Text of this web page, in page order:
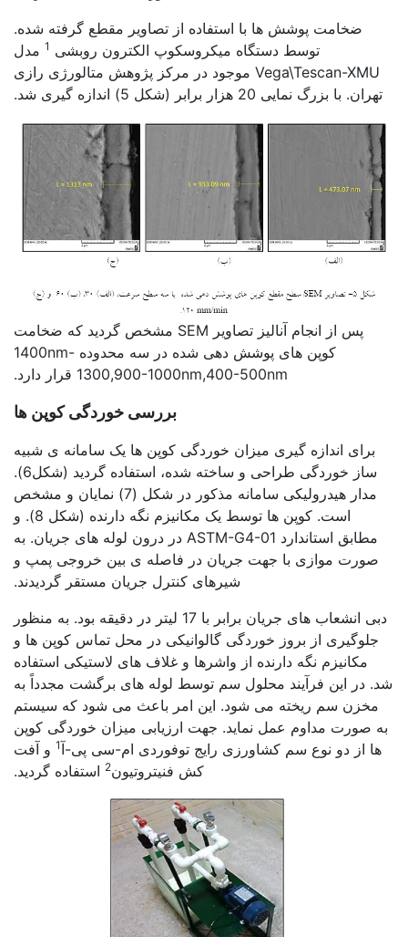
ضخامت پوشش ها با استفاده از تصاویر مقطع گرفته شده.
توسط دستگاه میکروسکوپ الکترون روبشی 1 مدل
Vega\Tescan-XMU موجود در مرکز پژوهش متالورژی رازی
تهران. با بزرگ نمایی 20 هزار برابر (شکل 5) اندازه گیری شد.
پس از انجام آنالیز تصاویر SEM مشخص گردید که ضخامت
کوپن های پوشش دهی شده در سه محدوده 1400nm-
1300,900-1000nm,400-500nm قرار دارد.
بررسی خوردگی کوپن ها
برای اندازه گیری میزان خوردگی کوپن ها یک سامانه ی شبیه
ساز خوردگی طراحی و ساخته شده، استفاده گردید (شکل6).
مدار هیدرولیکی سامانه مذکور در شکل (7) نمایان و مشخص
است. کوپن ها توسط یک مکانیزم نگه دارنده (شکل 8). و
مطابق استاندارد ASTM-G4-01 در درون لوله های جریان. به
صورت موازی با جهت جریان در فاصله ی بین خروجی پمپ و
شیرهای کنترل جریان مستقر گردیدند.
دبی انشعاب های جریان برابر با 17 لیتر در دقیقه بود. به منظور
جلوگیری از بروز خوردگی گالوانیکی در محل تماس کوپن ها و
مکانیزم نگه دارنده از واشرها و غلاف های لاستیکی استفاده
شد. در این فرآیند محلول سم توسط لوله های برگشت مجدداً به
مخزن سم ریخته می شود. این امر باعث می شود که سیستم
به صورت مداوم عمل نماید. جهت ارزیابی میزان خوردگی کوپن
ها از دو نوع سم کشاورزی رایج توفوردی ام-سی پی-آ1 و آفت
کش فنیتروتیون2 استفاده گردید.